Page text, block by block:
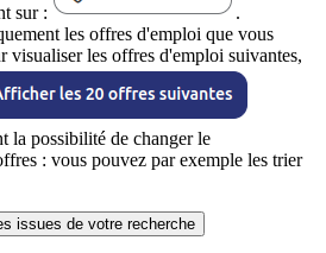
sur :
.
les offres d'emploi que vous
visualiser les offres d'emploi suivantes,
la possibilité de changer le
: vous pouvez par exemple les trier
issues de votre recherche